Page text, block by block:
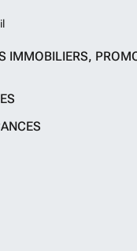
IMMOBILIERS,